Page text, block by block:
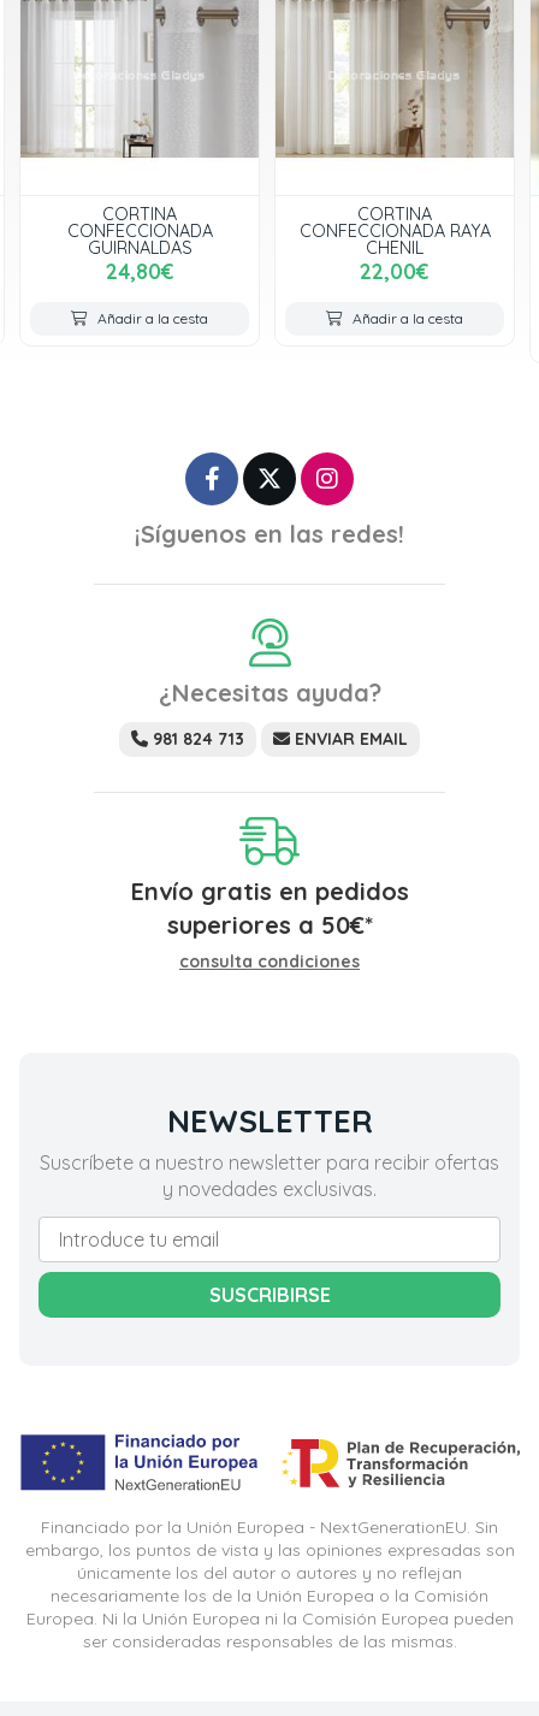
CORTINA
CONFECCIONADA
GUIRNALDAS
24,80€
Añadir a la cesta
CORTINA
CONFECCIONADA RAYA
CHENIL
22,00€
Añadir a la cesta
¡Síguenos en las redes!
¿Necesitas ayuda?
981 824 713 ENVIAR EMAIL
Envío gratis en pedidos
superiores a 50€*
consulta condiciones
NEWSLETTER
Suscríbete a nuestro newsletter para recibir ofertas
y novedades exclusivas.
SUSCRIBIRSE
Financiado por la Unión Europea - NextGenerationEU. Sin
embargo, los puntos de vista y las opiniones expresadas son
únicamente los del autor o autores y no reflejan
necesariamente los de la Unión Europea o la Comisión
Europea. Ni la Unión Europea ni la Comisión Europea pueden
ser consideradas responsables de las mismas.